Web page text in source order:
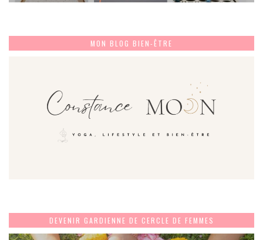
MON BLOG BIEN-ÊTRE
DEVENIR GARDIENNE DE CERCLE DE FEMMES